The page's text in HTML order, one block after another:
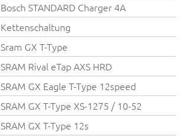
Bosch STANDARD Charger 4A
Kettenschaltung
Sram GX T-Type
SRAM Rival eTap AXS HRD
SRAM GX Eagle T-Type 12speed
SRAM GX T-Type XS-1275 / 10-52
SRAM GX T-Type 12s